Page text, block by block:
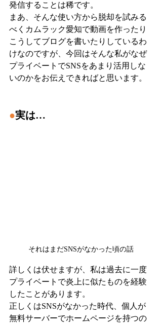
発信することは稀です。
まあ、そんな使い方から脱却を試みる
べくカムラック愛知で動画を作ったり
こうしてブログを書いたりしているわ
けなのですが、今回はそんな私がなぜ
プライベートでSNSをあまり活用しな
いのかをお伝えできればと思います。
●実は…
それはまだSNSがなかった頃の話
詳しくは伏せますが、私は過去に一度
プライベートで炎上に似たものを経験
したことがあります。
正しくはSNSがなかった時代、個人が
無料サーバーでホームページを持つの